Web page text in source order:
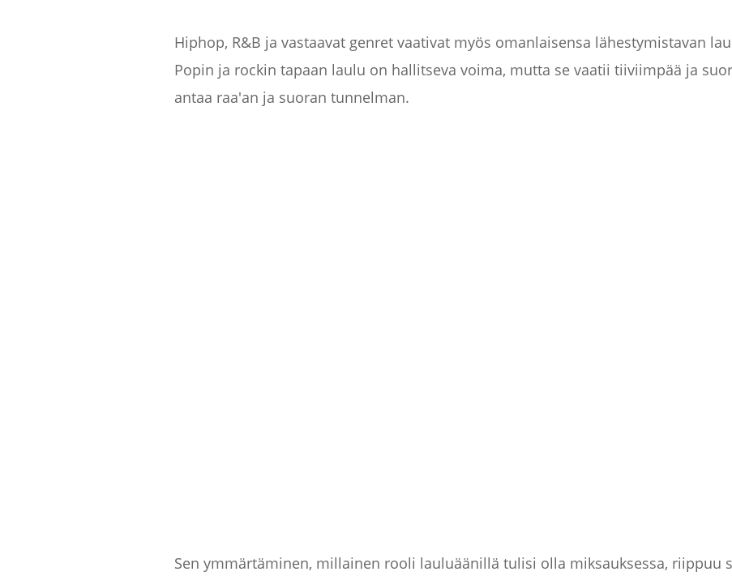
Hiphop, R&B ja vastaavat genret vaativat myös omanlaisensa lähestymistavan
Popin ja rockin tapaan laulu on hallitseva voima, mutta se vaatii tiiviimpää ja
antaa raa'an ja suoran tunnelman.
Sen ymmärtäminen, millainen rooli lauluäänillä tulisi olla miksauksessa, riippuu